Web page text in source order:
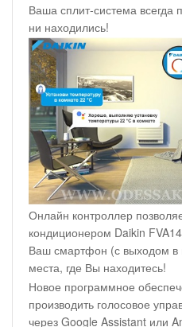
Ваша сплит-система всегда
ни находились!
Онлайн контроллер
кондиционером Daikin
Ваш смартфон (с выходом в
места, где Вы находитесь!
Новое программное
производить голосовое
через Google Assistant или